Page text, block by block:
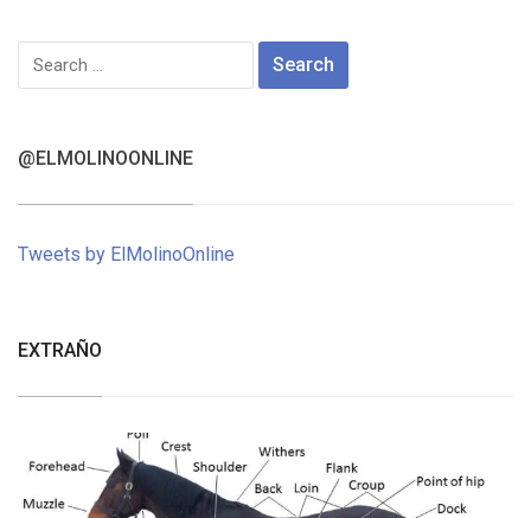
Search
for:
@ELMOLINOONLINE
Tweets by ElMolinoOnline
EXTRAÑO